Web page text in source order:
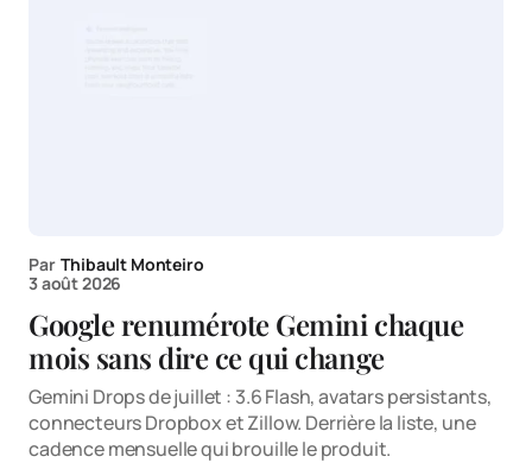
Par Thibault Monteiro
3 août 2026
Google renumérote Gemini chaque
mois sans dire ce qui change
Gemini Drops de juillet : 3.6 Flash, avatars persistants,
connecteurs Dropbox et Zillow. Derrière la liste, une
cadence mensuelle qui brouille le produit.